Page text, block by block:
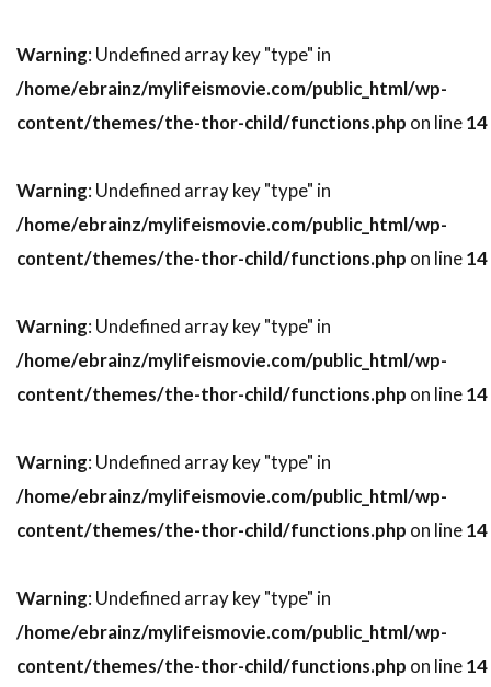
トニー・モレーリ
トニー・ロンゴ
トビン・ベル
トビー・エメリッヒ
トビー・ジョーンズ
トビー・マグワイア
トマ・ソリヴェレ
トミー・ウィルコラ
トム・アダムス
トム・ウィルキンソン
トム・ギャロップ
トム・クルーズ
トム・サンダース
トム・シックス
トム・ノーブル
トム・ハンクス
トム・ハーディ
トム・フォックス
トム・ヘルモア
トム・ベレンジャー
トム・マッゴーワン
トム・リース・ファレル
トム・ロルフ
トム・ヴォーン
トライスター
トライスター・ピクチャーズ
Warning: Undefined array key "type" in
/home/ebrainz/mylifeismovie.com/public_html/wp-
content/themes/the-thor-child/functions.php on line14
Warning: Undefined array key "type" in
/home/ebrainz/mylifeismovie.com/public_html/wp-
content/themes/the-thor-child/functions.php on line14
Warning: Undefined array key "type" in
/home/ebrainz/mylifeismovie.com/public_html/wp-
content/themes/the-thor-child/functions.php on line14
Warning: Undefined array key "type" in
/home/ebrainz/mylifeismovie.com/public_html/wp-
content/themes/the-thor-child/functions.php on line14
Warning: Undefined array key "type" in
/home/ebrainz/mylifeismovie.com/public_html/wp-
content/themes/the-thor-child/functions.php on line14